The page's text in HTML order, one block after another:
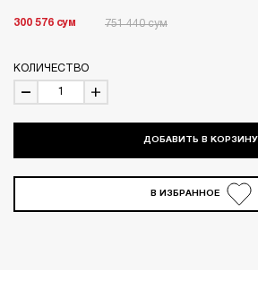
300 576 сум 751 440сум
КОЛИЧЕСТВО
ДОБАВИТЬ В КОРЗИНУ
В ИЗБРАННОЕ